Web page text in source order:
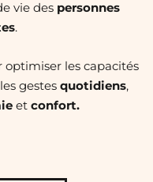
vie des personnes
.
optimiser les capacités
les gestes quotidiens,
et confort.